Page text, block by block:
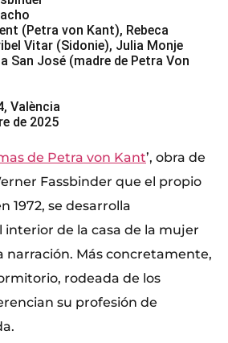
(Petra von Kant), Rebeca
Vitar (Sidonie), Julia Monje
San José (madre de Petra Von
València
de 2025
de Petra von Kant’, obra de
Fassbinder que el propio
1972, se desarrolla
de la casa de la mujer
narración. Más concretamente,
rodeada de los
su profesión de